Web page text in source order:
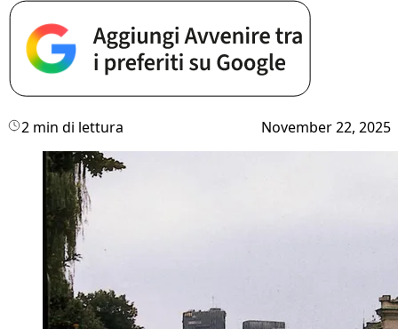
2 min di lettura November 22, 2025